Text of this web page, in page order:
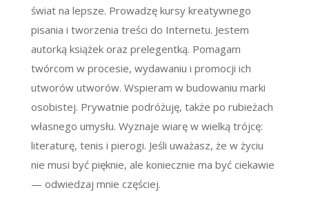
świat na lepsze. Prowadzę kursy kreatywnego
pisania i tworzenia treści do Internetu. Jestem
autorką książek oraz prelegentką. Pomagam
twórcom w procesie, wydawaniu i promocji ich
utworów utworów. Wspieram w budowaniu marki
osobistej. Prywatnie podróżuję, także po rubieżach
własnego umysłu. Wyznaje wiarę w wielką trójcę:
literaturę, tenis i pierogi. Jeśli uważasz, że w życiu
nie musi być pięknie, ale koniecznie ma być ciekawie
— odwiedzaj mnie częściej.